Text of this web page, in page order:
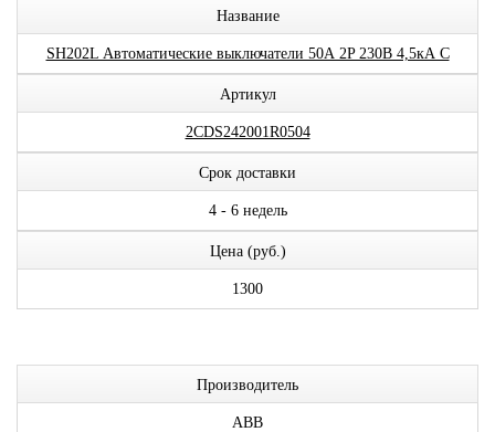
Название
SH202L Автоматические выключатели 50А 2P 230В 4,5кА C
Артикул
2CDS242001R0504
Срок доставки
4 - 6 недель
Цена (руб.)
1300
Производитель
ABB